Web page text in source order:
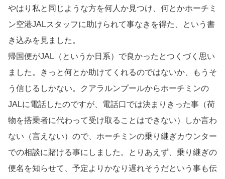
やはり私と同じような方を何人か見つけ、何とかホーチミ
ン空港JALスタッフに助けられて事なきを得た、という書
き込みを見ました。
帰国便がJAL（というか日系）で良かったとつくづく思い
ました。きっと何とか助けてくれるのではないか、もうそ
う信じるしかない。クアラルンプールからホーチミンの
JALに電話したのですが、電話口では決まりきった事（荷
物を搭乗者に代わって受け取ることはできない）しか言わ
ない（言えない）ので、ホーチミンの乗り継ぎカウンター
での相談に賭ける事にしました。とりあえず、乗り継ぎの
便名を知らせて、予定よりかなり遅れそうだという事も伝